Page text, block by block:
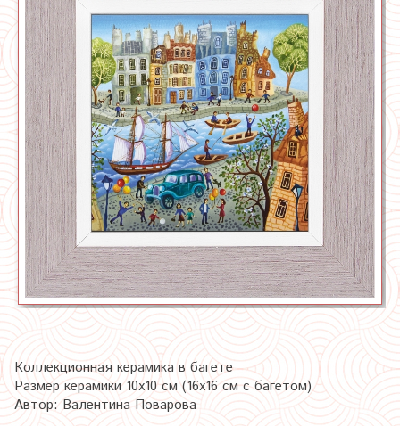
Коллекционная керамика в багете
Размер керамики 10х10 см (16х16 см с багетом)
Автор: Валентина Поварова